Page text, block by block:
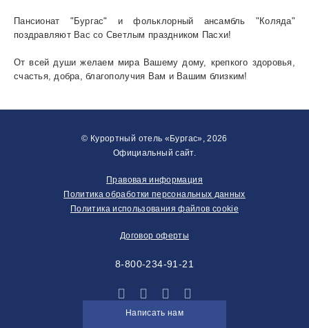
Пансионат "Бургас" и фольклорный ансамбль "Коляда"
поздравляют Вас со Светлым праздником Пасхи!
От всей души желаем мира Вашему дому, крепкого здоровья,
счастья, добра, благополучия Вам и Вашим близким!
© Курортный отель «Бургас», 2026
Официальный сайт.
Правовая информация
Политика обработки персональных данных
Политика использования файлов cookie
Договор оферты
8-800-234-91-21
Написать нам